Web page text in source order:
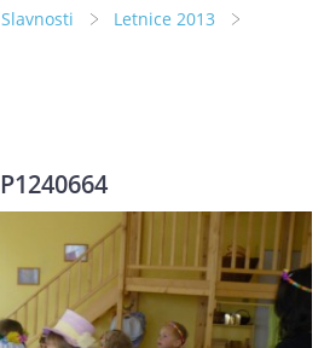
Slavnosti
Letnice 2013
P1240664